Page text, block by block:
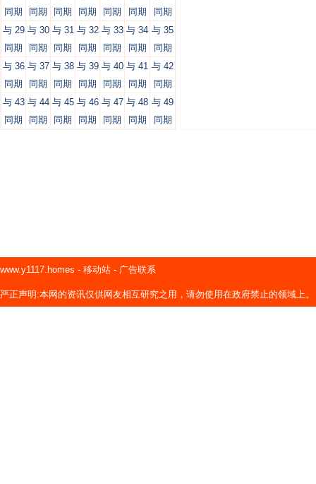
同期
同期
同期
同期
同期
同期
同期
与 29
同期
与 30
同期
与 31
同期
与 32
同期
与 33
同期
与 34
同期
与 35
同期
与 36
同期
与 37
同期
与 38
同期
与 39
同期
与 40
同期
与 41
同期
与 42
同期
与 43
同期
与 44
同期
与 45
同期
与 46
同期
与 47
同期
与 48
同期
与 49
同期
www.y1117.homes - 移动站 - 广告联系
严正声明:本网的资讯仅供网友相互研究之用，请勿使用在政府禁止的领域上。